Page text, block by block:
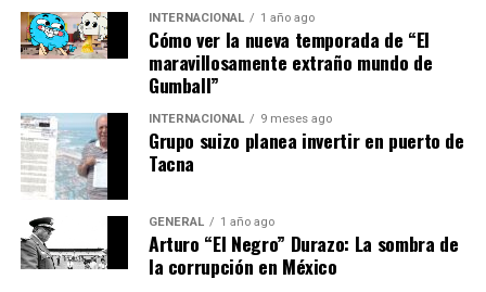
A largo plazo, la crisis podría acelerar la transición
energética de Europa. La Unión Europea ha establecido
ambiciosos objetivos climáticos para 2050, y la actual
situación podría ser un catalizador para alcanzar esos
objetivos más rápidamente.
Sin embargo, el camino hacia una Europa más verde no
renovable y la adaptación de la red eléctrica a nuevas
fuentes de energía requerirán un esfuerzo concertado
INTERNACIONAL 1 año ago
Cómo ver la nueva temporada de “El
maravillosamente extraño mundo de
Gumball”
INTERNACIONAL 9 meses ago
Grupo suizo planea invertir en puerto de
Tacna
GENERAL 1 año ago
Arturo “El Negro” Durazo: La sombra de
la corrupción en México